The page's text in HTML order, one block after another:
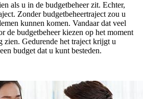
als u in de budgetbeheer zit. Echter,
Zonder budgetbeheertraject zou u
kunnen komen. Vandaar dat veel
de budgetbeheer kiezen op het moment
zien. Gedurende het traject krijgt u
budget dat u kunt besteden.